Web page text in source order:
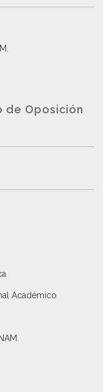
de Oposición
Académico